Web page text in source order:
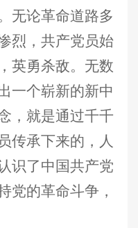
无论革命道路多
烈，共产党员始
英勇杀敌。无数
一个崭新的新中
，就是通过千千
传承下来的，人
识了中国共产党
党的革命斗争，